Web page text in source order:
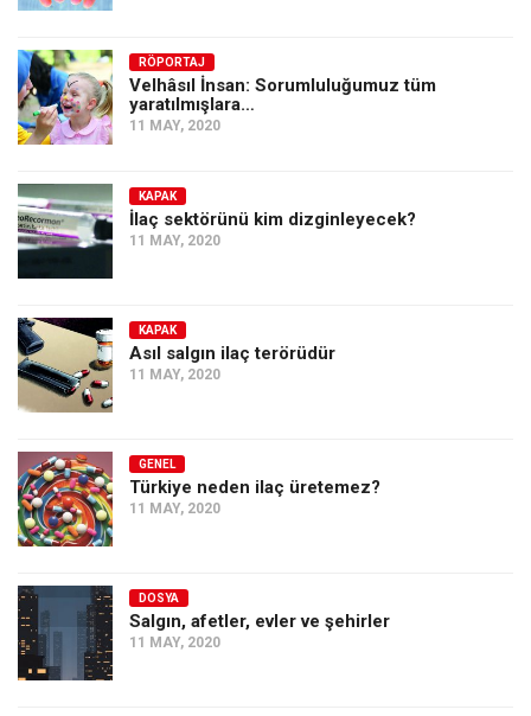
RÖPORTAJ
Velhâsıl İnsan: Sorumluluğumuz tüm
yaratılmışlara…
11 MAY, 2020
KAPAK
İlaç sektörünü kim dizginleyecek?
11 MAY, 2020
KAPAK
Asıl salgın ilaç terörüdür
11 MAY, 2020
GENEL
Türkiye neden ilaç üretemez?
11 MAY, 2020
DOSYA
Salgın, afetler, evler ve şehirler
11 MAY, 2020